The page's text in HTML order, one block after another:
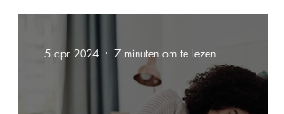
5 apr 2024 7 minuten om te lezen